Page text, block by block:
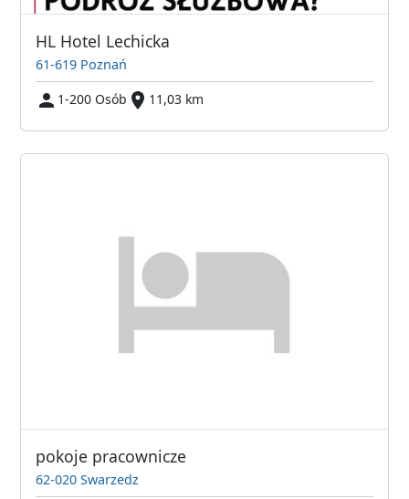
HL Hotel Lechicka
61-619 Poznań
1-200 Osób
11,03 km
pokoje pracownicze
62-020 Swarzedz